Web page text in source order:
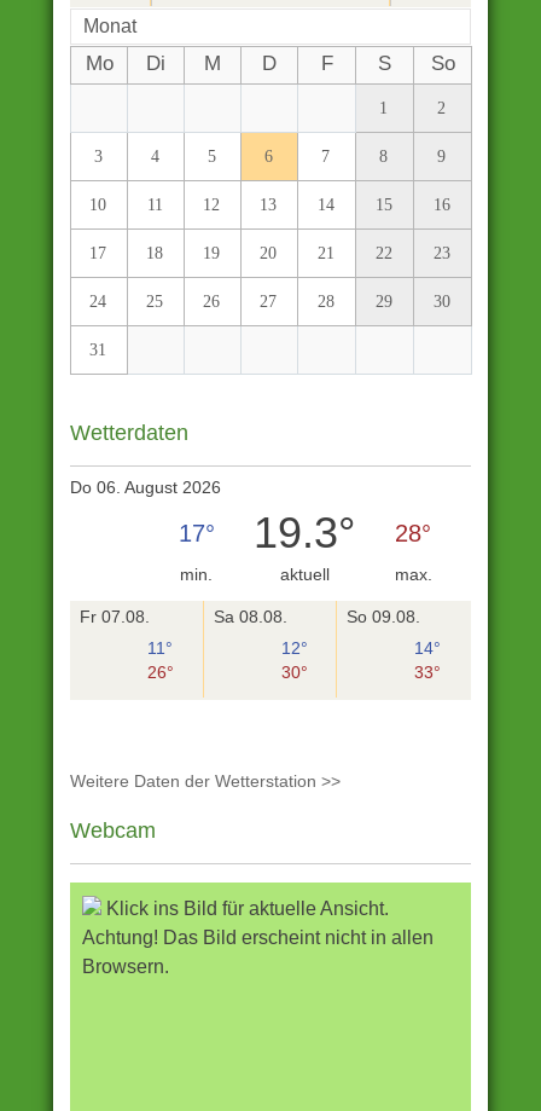
Monat
Mo Di M D F S So
1 2
3 4 5 6 7 8 9
10 11 12 13 14 15 16
17 18 19 20 21 22 23
24 25 26 27 28 29 30
31
Wetterdaten
Do 06. August 2026
17°
min.
19.3°
aktuell
28°
max.
Fr 07.08.
11°
26°
Sa 08.08.
12°
30°
So 09.08.
14°
33°
Weitere Daten der Wetterstation >>
Webcam
Klick ins Bild für aktuelle Ansicht.
Achtung! Das Bild erscheint nicht in allen
Browsern.